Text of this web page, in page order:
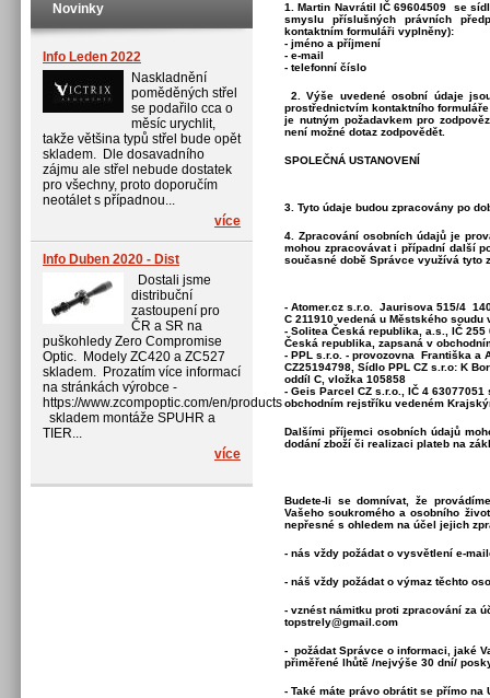
Novinky
Info Leden 2022
Naskladnění
poměděných střel
se podařilo cca o
měsíc urychlit,
takže většina typů střel bude opět
skladem. Dle dosavadního
zájmu ale střel nebude dostatek
pro všechny, proto doporučím
neotálet s případnou...
více
Info Duben 2020 - Dist
Dostali jsme
distribuční
zastoupení pro
ČR a SR na
puškohledy Zero Compromise
Optic. Modely ZC420 a ZC527
skladem. Prozatím více informací
na stránkách výrobce -
https://www.zcompoptic.com/en/products
skladem montáže SPUHR a
TIER...
více
1. Martin Navrátil IČ 69604509 se
smyslu příslušných právních
kontaktním formuláři vyplněny):
- jméno a příjmení
- e-mail
- telefonní číslo
2. Výše uvedené osobní údaje
prostřednictvím kontaktního
je nutným požadavkem pro
není možné dotaz zodpovědět.
SPOLEČNÁ USTANOVENÍ
3. Tyto údaje budou zpracovány po
4. Zpracování osobních údajů je
mohou zpracovávat i případní další
současné době Správce využívá tyto
- Atomer.cz s.r.o. Jaurisova 515/4
C 211910 vedená u Městského soudu
- Solitea Česká republika, a.s., IČ
Česká republika, zapsaná v
- PPL s.r.o. - provozovna Františka a
CZ25194798, Sídlo PPL CZ s.r.o: K
oddíl C, vložka 105858
- Geis Parcel CZ s.r.o., IČ 4
obchodním rejstříku vedeném
Dalšími příjemci osobních údajů
dodání zboží či realizaci plateb na
Budete-li se domnívat, že
Vašeho soukromého a osobního
nepřesné s ohledem na účel jejich
- nás vždy požádat o vysvětlení e-
- náš vždy požádat o výmaz těchto
- vznést námitku proti zpracování za
topstrely@gmail.com
- požádat Správce o informaci, jaké
přiměřené lhůtě /nejvýše 30 dní/
- Také máte právo obrátit se přímo na